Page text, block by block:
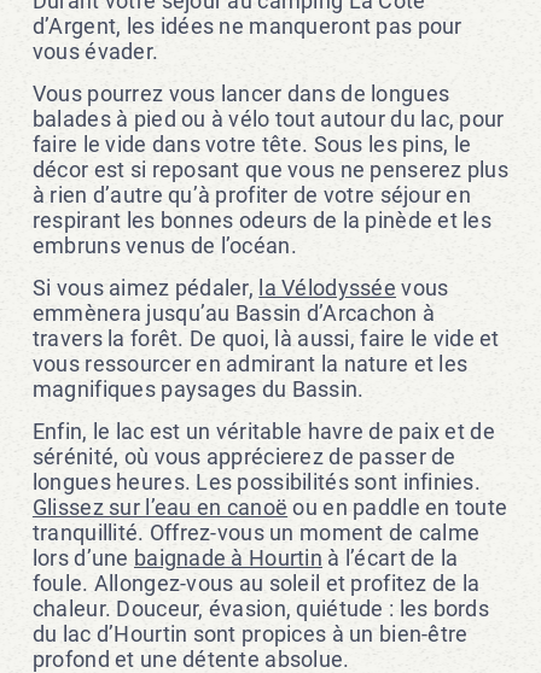
d’Argent, les idées ne manqueront pas pour
vous évader.
Vous pourrez vous lancer dans de longues
balades à pied ou à vélo tout autour du lac, pour
faire le vide dans votre tête. Sous les pins, le
décor est si reposant que vous ne penserez plus
à rien d’autre qu’à profiter de votre séjour en
respirant les bonnes odeurs de la pinède et les
embruns venus de l’océan.
Si vous aimez pédaler, la Vélodyssée vous
emmènera jusqu’au Bassin d’Arcachon à
travers la forêt. De quoi, là aussi, faire le vide et
vous ressourcer en admirant la nature et les
magnifiques paysages du Bassin.
Enfin, le lac est un véritable havre de paix et de
sérénité, où vous apprécierez de passer de
longues heures. Les possibilités sont infinies.
Glissez sur l’eau en canoë ou en paddle en toute
tranquillité. Offrez-vous un moment de calme
lors d’une baignade à Hourtin à l’écart de la
foule. Allongez-vous au soleil et profitez de la
chaleur. Douceur, évasion, quiétude : les bords
du lac d’Hourtin sont propices à un bien-être
profond et une détente absolue.